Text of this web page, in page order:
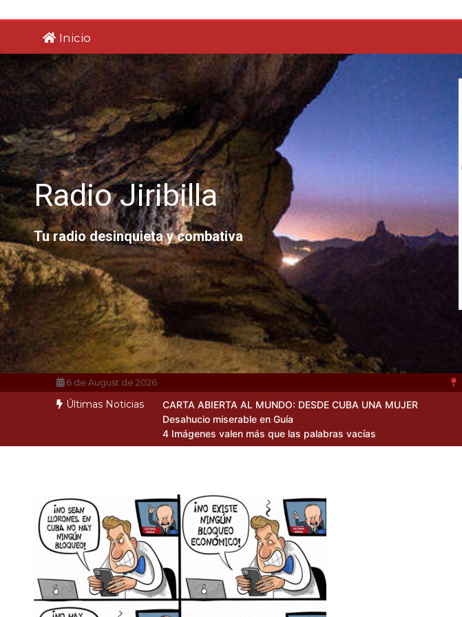
al
contenido Inicio
Radio Jiribilla
Tu radio desinquieta y combativa
6 de August de 2026
Últimas Noticias
CARTA ABIERTA AL MUNDO: DESDE CUBA UNA MUJER
Desahucio miserable en Guía
4 Imágenes valen más que las palabras vacías